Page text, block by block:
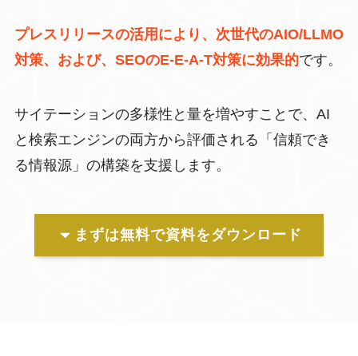
プレスリリースの活用により、次世代のAIO/LLMO
対策、および、SEOのE-E-A-T対策に効果的です。
サイテーションの多様性と量を増やすことで、AI
と検索エンジンの両方から評価される「信頼でき
る情報源」の構築を支援します。
まずは無料で資料をダウンロード